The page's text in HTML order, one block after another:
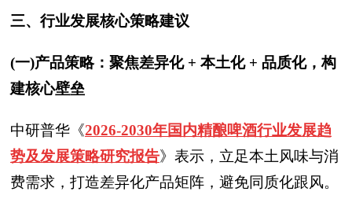
三、行业发展核心策略建议
(一)产品策略：聚焦差异化 + 本土化 + 品质化，构
建核心壁垒
中研普华 《2026-2030年国内精酿啤酒行业发展趋
势及发展策略研究报告》表示， 立足本土风味与消
费需求，打造差异化产品矩阵，避免同质化跟风。